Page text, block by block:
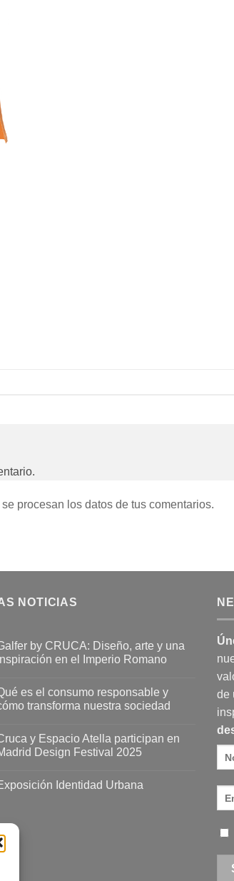
procesan los datos de tus comentarios.
NOTICIAS
by CRUCA: Diseño, arte y una
en el Imperio Romano
es el consumo responsable y
transforma nuestra sociedad
nuestra
y Espacio Atella participan en
Design Festival 2025
Identidad Urbana
de